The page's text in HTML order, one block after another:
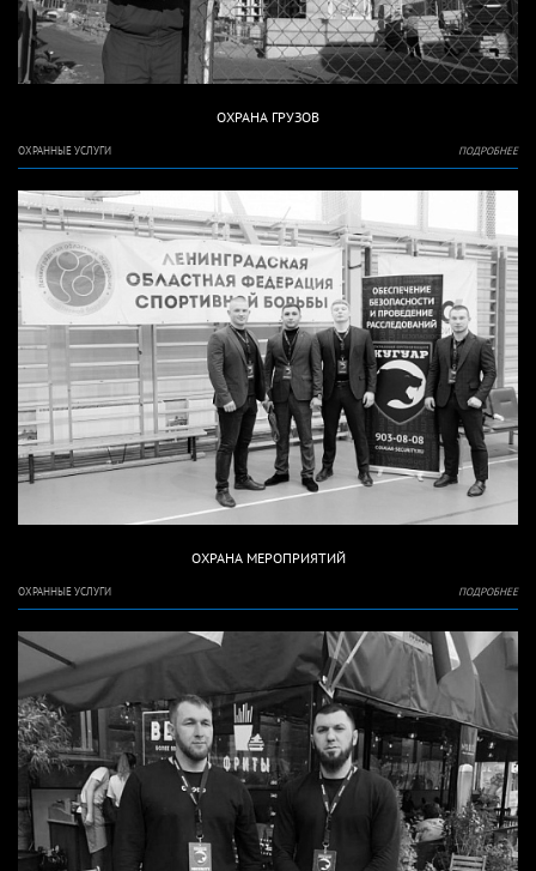
ОХРАНА ГРУЗОВ
ОХРАННЫЕ УСЛУГИ ПОДРОБНЕЕ
ОХРАНА МЕРОПРИЯТИЙ
ОХРАННЫЕ УСЛУГИ ПОДРОБНЕЕ